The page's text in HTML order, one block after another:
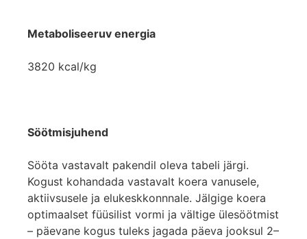
Metaboliseeruv energia
3820 kcal/kg
Söötmisjuhend
Sööta vastavalt pakendil oleva tabeli järgi.
Kogust kohandada vastavalt koera vanusele,
aktiivsusele ja elukeskkonnnale. Jälgige koera
optimaalset füüsilist vormi ja vältige ülesöötmist
– päevane kogus tuleks jagada päeva jooksul 2–